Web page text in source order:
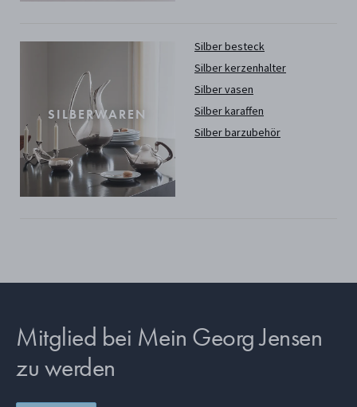
SILBERWAREN
Silber besteck
Silber kerzenhalter
Silber vasen
Silber karaffen
Silber barzubehör
Mitglied bei Mein Georg Jensen
zu werden